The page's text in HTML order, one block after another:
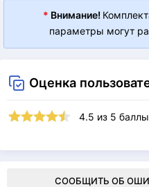
* Внимание!
параметры могут
Оценка
4.5 из 5
СООБЩИТЬ ОБ